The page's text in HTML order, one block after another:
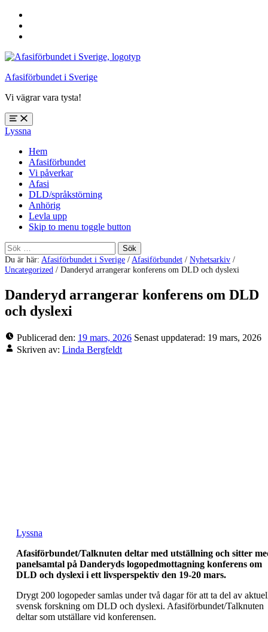
sidfoten
Afasiförbundet i Sverige
Vi vägrar vara tysta!
Öppna
meny:
%s
Lyssna
Hem
Afasiförbundet
Vi påverkar
Afasi
DLD/språkstörning
Anhörig
Levla upp
Skip to menu toggle button
Sök
efter:
Du är här: Afasiförbundet i Sverige /Afasiförbundet / Nyhetsarkiv /
Uncategorized / Danderyd arrangerar konferens om DLD och dyslexi
Danderyd arrangerar konferens om DLD
och dyslexi
Publicerad den: 19 mars, 2026 Senast uppdaterad: 19 mars, 2026
Skriven av: Linda Bergfeldt
Lyssna
Afasiförbundet/Talknuten deltar med utställning och sitter
panelsamtal på Danderyds logopedmottagning konferens om
DLD och dyslexi i ett livsperspektiv den 19-20 mars.
Drygt 200 logopeder samlas under två dagar för att ta del av
svensk forskning om DLD och dyslexi. Afasiförbundet/Talknuten
deltar som utställare vid konferensen.